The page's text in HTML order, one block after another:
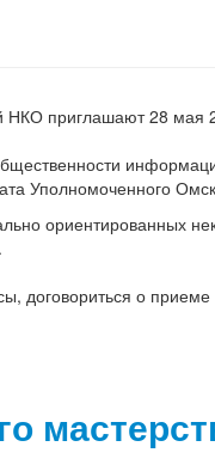
НКО приглашают 28 мая
Уполномоченного
ориентированных
договориться о приеме